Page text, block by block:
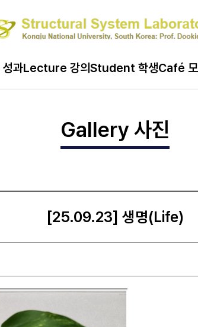
과Lecture 강의Student 학생Café
Gallery 사진
[25.09.23] 생명(Life)